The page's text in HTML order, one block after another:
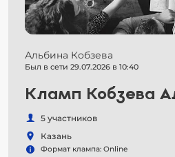
Альбина Кобзева
Был в сети 29.07.2026 в 10:40
Кламп Кобзева
5 участников
Казань
Формат клампа: Online